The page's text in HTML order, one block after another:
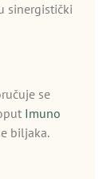
sinergistički
se
Imuno
biljaka.